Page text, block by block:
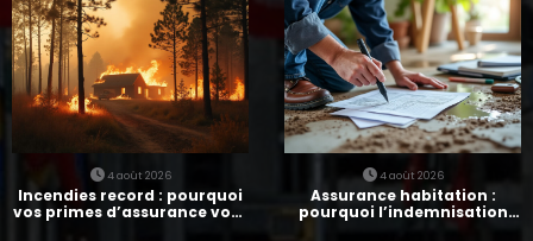
4 août 2026
Incendies record : pourquoi
vos primes d’assurance vont
4 août 2026
Assurance habitation :
pourquoi l’indemnisation
prend parfois 7 mois